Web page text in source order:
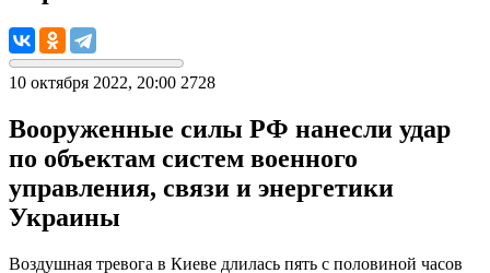
10 октября 2022, 20:00 2728
Вооруженные силы РФ нанесли удар
по объектам систем военного
управления, связи и энергетики
Украины
Воздушная тревога в Киеве длилась пять с половиной часов